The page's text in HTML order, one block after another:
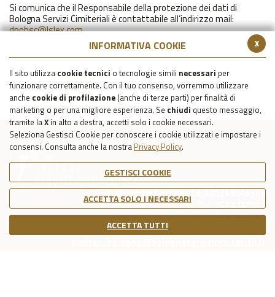
x
INFORMATIVA COOKIE
Il sito utilizza cookie tecnici o tecnologie simili necessari per
funzionare correttamente. Con il tuo consenso, vorremmo utilizzare
anche cookie di profilazione (anche di terze parti) per finalità di
marketing o per una migliore esperienza. Se chiudi questo messaggio,
tramite laX in alto a destra, accetti solo i cookie necessari.
Seleziona Gestisci Cookie per conoscere i cookie utilizzati e impostare i
consensi. Consulta anche la nostra Privacy Policy.
GESTISCI COOKIE
ACCETTA SOLO I NECESSARI
ACCETTA TUTTI
Si comunica che il Responsabile della protezione dei dati di
Bologna Servizi Cimiteriali è contattabile all’indirizzo mail:
dpobsc@lslex.com.
Via della Certosa 18, 40134 Bologna
Tel. 051 6150811
C.F./P.IVA Reg. Imp. BO 03079781203
Capitale Sociale Int. Vers. €39.215,69